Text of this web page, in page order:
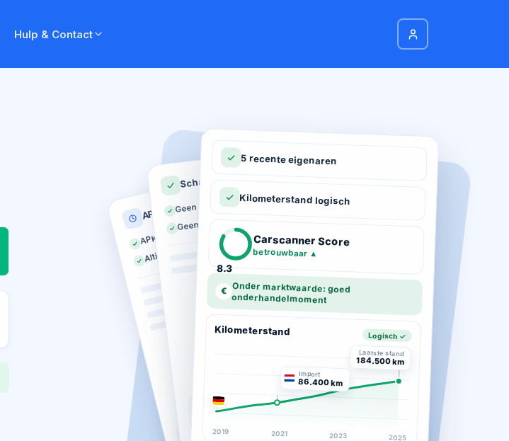
Hulp & Contact
APK historie
APK geldig tot 03-2026
Altijd op tijd gekeurd
Schadeverleden
Geen schade geregistreerd
Geen total loss gemeld
5 recente eigenaren
Kilometerstand logisch
8.3
Carscanner Score
betrouwbaar ▲
€ Onder marktwaarde: goed
onderhandelmoment
Kilometerstand Logisch ✓
Laatste stand
184.500 km
Import
86.400 km
2019 2021 2023 2025